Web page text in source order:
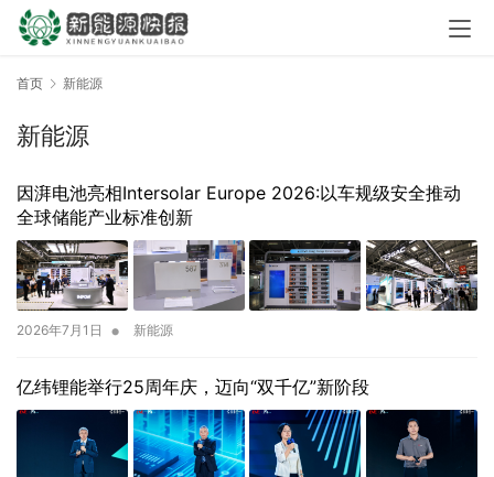
首页 新能源
新能源
因湃电池亮相Intersolar Europe 2026:以车规级安全推动
全球储能产业标准创新
2026年7月1日 • 新能源
亿纬锂能举行25周年庆，迈向“双千亿”新阶段